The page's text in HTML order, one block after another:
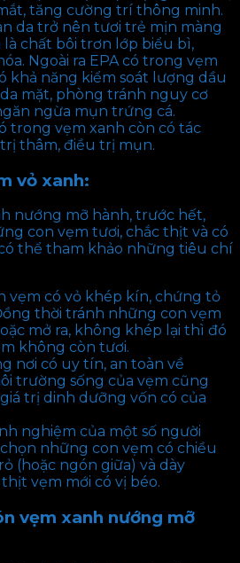
tăng cường trí thông minh.
da trở nên tươi trẻ mịn màng
chất bôi trơn lớp biểu bì,
Ngoài ra EPA có trong vẹm
khả năng kiểm soát lượng dầu
mặt, phòng tránh nguy cơ
ngừa mụn trứng cá.
trong vẹm xanh còn có tác
thâm, điều trị mụn.
vỏ xanh:
nướng mỡ hành, trước hết,
con vẹm tươi, chắc thịt và có
thể tham khảo những tiêu chí
vẹm có vỏ khép kín, chứng tỏ
thời tránh những con vẹm
mở ra, không khép lại thì đó
không còn tươi.
nơi có uy tín, an toàn về
trường sống của vẹm cũng
trị dinh dưỡng vốn có của
nghiệm của một số người
những con vẹm có chiều
(hoặc ngón giữa) và dày
vẹm mới có vị béo.
vẹm xanh nướng mỡ